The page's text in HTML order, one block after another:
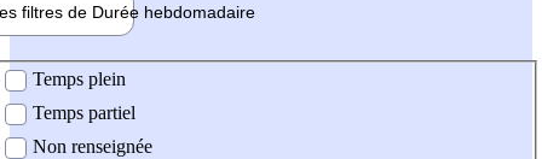
filtres de Durée hebdomadaire
Temps plein
Temps partiel
Non renseignée